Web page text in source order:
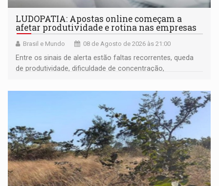
LUDOPATIA: Apostas online começam a
afetar produtividade e rotina nas empresas
Brasil e Mundo 08 de Agosto de 2026 às 21:00
Entre os sinais de alerta estão faltas recorrentes, queda
de produtividade, dificuldade de concentração,